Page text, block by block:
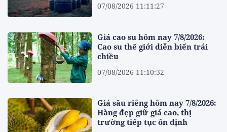
07/08/2026 11:11:27
Giá cao su hôm nay 7/8/2026:
Cao su thế giới diễn biến trái
chiều
07/08/2026 11:10:32
Giá sầu riêng hôm nay 7/8/2026:
Hàng đẹp giữ giá cao, thị
trường tiếp tục ổn định